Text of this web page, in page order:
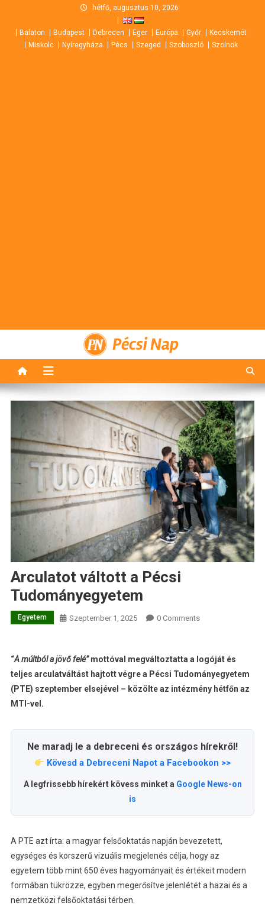
content
hétfő, augusztus 10, 2026
Balaton Budapest Debrecen Eger Európa Győr
Kecskemét
Miskolc
Nyíregyháza Pécs Szeged Szoboszló Szolnok
Pécsi Nap
Arculatot váltott a Pécsi
Tudományegyetem
Egyetem Szeptember 1, 2025 0 Comments
“A múltból a jövő felé”mottóval megváltoztatta a logóját és
teljes arculatváltást hajtott végre a Pécsi Tudományegyetem
(PTE) szeptember elsejével – közölte az intézmény hétfőn az
MTI-vel.
Ne maradj le a debreceni és országos hírekről!
Kövesd a Debreceni Napot a Facebookon >>
A legfrissebb hírekért kövess minket a Google News-on
is
A PTE azt írta: a magyar felsőoktatás napján bevezetett,
egységes és korszerű vizuális megjelenés célja, hogy az
egyetem több mint 650 éves hagyományait és értékeit modern
formában tükrözze, egyben megerősítve jelenlétét a hazai és a
nemzetközi felsőoktatási térben.